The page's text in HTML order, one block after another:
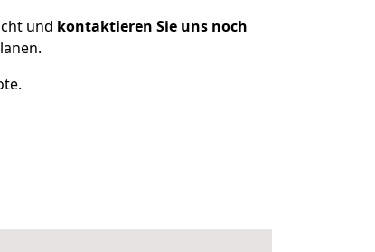
und kontaktieren Sie uns noch